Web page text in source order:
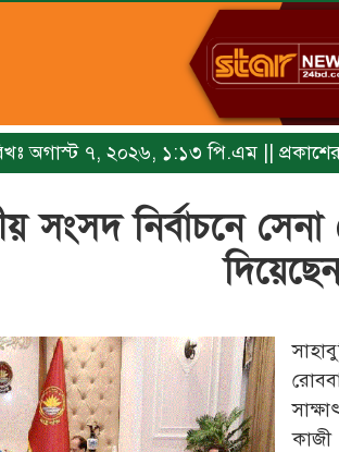
অগাস্ট ৭, ২০২৬, ১:১৩ পি.এম ||
সংসদ নির্বাচনে